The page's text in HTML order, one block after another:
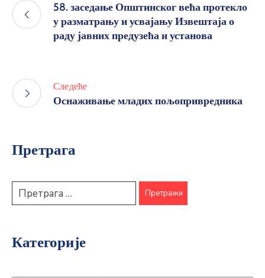
58. заседање Општинског већа протекло
у разматрању и усвајању Извештаја о
раду јавних предузећа и установа
Следеће
Оснаживање младих пољопривредника
Претрага
Категорије